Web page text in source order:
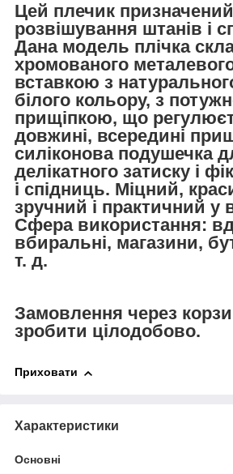
Цей плечик
розвішування штанів і
Дана модель плічка
хромованого металевого
вставкою з
білого кольору, з
прищіпкою, що
довжині, всередині
силіконова подушечка
делікатного затиску і
і спідниць. Міцний,
зручний і практичний у
Сфера використання:
вбиральні, магазини,
т. д.
Замовлення через
зробити цілодобово.
Приховати
Характеристики
Основні